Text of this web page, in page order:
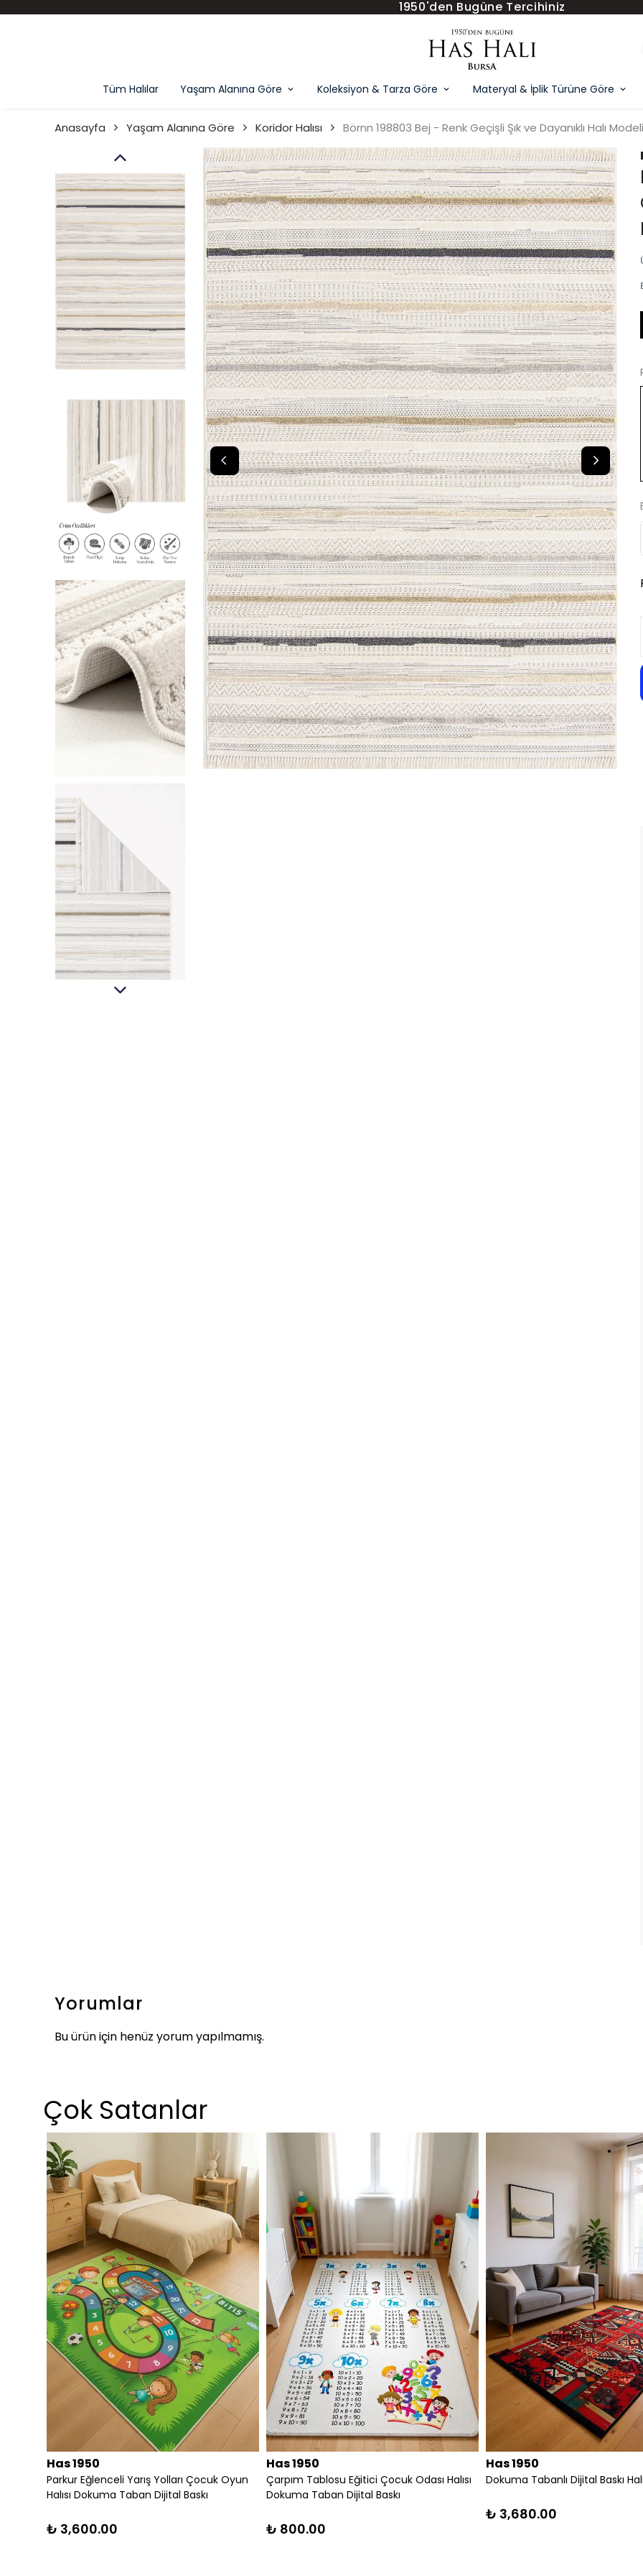
1950'den Bugüne Tercihiniz
Tüm Halılar Yaşam Alanına Göre Koleksiyon & Tarza Göre Materyal & İplik Türüne Göre
Anasayfa Yaşam Alanına Göre Koridor Halısı Börnn 198803 Bej - Renk Geçişli Şık ve Dayanıklı Halı Modeli
Yorumlar
Bu ürün için henüz yorum yapılmamış.
Çok Satanlar
Has 1950
Etnik Desen Motifli Dekoratif Halı Kilim
Has 1950
RENKLİ PATCWORK DESEN MODERN HALI
DEKORATİF KİLİM
₺ 3,680.00
Has 1950
Parkur Eğlenceli Yarış Yolları